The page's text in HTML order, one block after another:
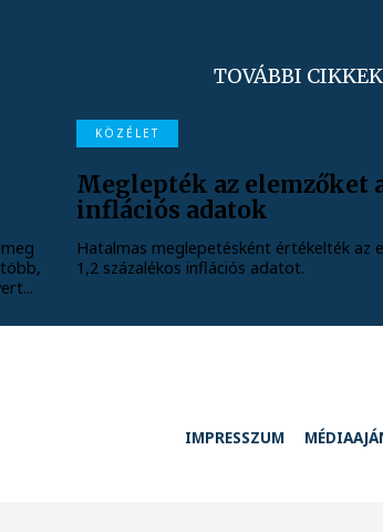
TOVÁBBI CIKKEK
KÖZÉLET
Meglepték az elemzőket
inflációs adatok
Hatalmas meglepetésként értékelték az
1,2 százalékos inflációs adatot.
IMPRESSZUM